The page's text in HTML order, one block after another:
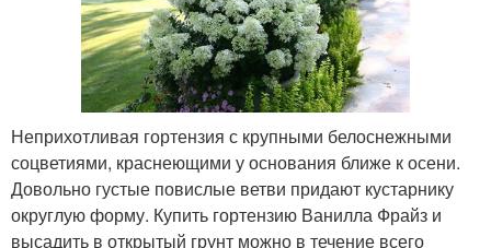
Неприхотливая гортензия с крупными белоснежными
соцветиями, краснеющими у основания ближе к осени.
Довольно густые повислые ветви придают кустарнику
округлую форму. Купить гортензию Ванилла Фрайз и
высадить в открытый грунт можно в течение всего